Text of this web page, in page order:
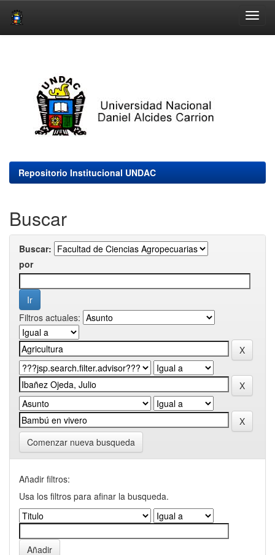
Repositorio Institucional UNDAC
Buscar
Buscar:
por
Filtros actuales:
Comenzar nueva busqueda
Añadir filtros:
Usa los filtros para afinar la busqueda.